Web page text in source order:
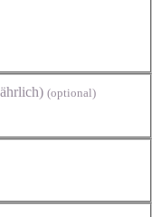
(optional)